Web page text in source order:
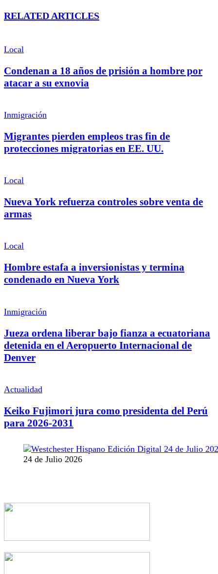
RELATED ARTICLES
Local
Condenan a 18 años de prisión a hombre por
atacar a su exnovia
Inmigración
Migrantes pierden empleos tras fin de
protecciones migratorias en EE. UU.
Local
Nueva York refuerza controles sobre venta de
armas
Local
Hombre estafa a inversionistas y termina
condenado en Nueva York
Inmigración
Jueza ordena liberar bajo fianza a ecuatoriana
detenida en el Aeropuerto Internacional de
Denver
Actualidad
Keiko Fujimori jura como presidenta del Perú
para 2026-2031
24 de Julio 2026